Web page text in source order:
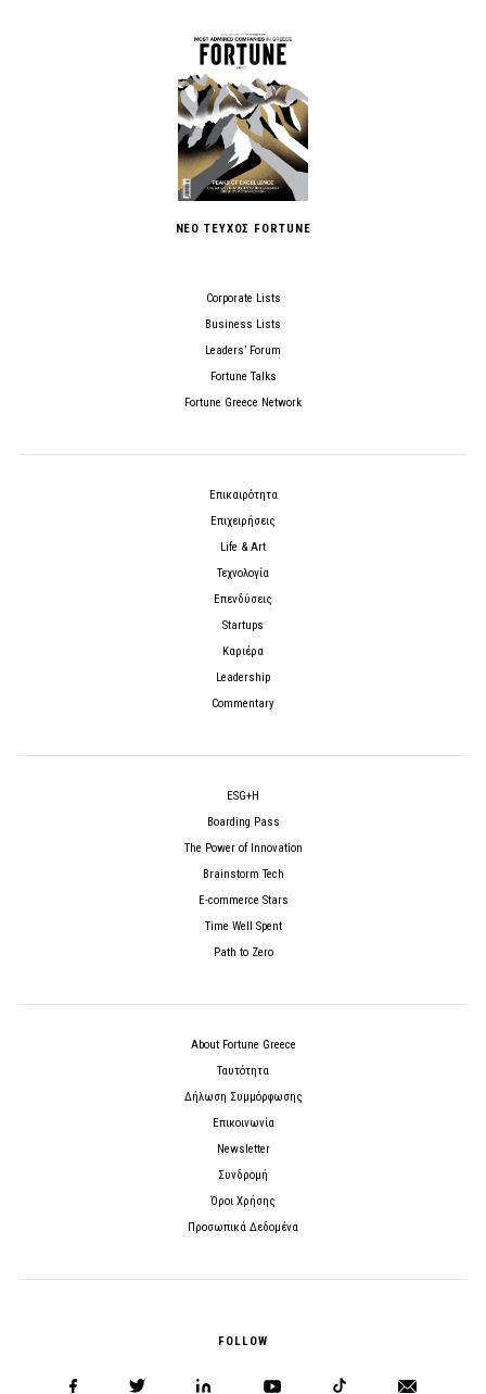
ΝΕΟ ΤΕΥΧΟΣ FORTUNE
Corporate Lists
Business Lists
Leaders’ Forum
Fortune Talks
Fortune Greece Network
Επικαιρότητα
Επιχειρήσεις
Life & Art
Τεχνολογία
Επενδύσεις
Startups
Καριέρα
Leadership
Commentary
ESG+H
Boarding Pass
The Power of Innovation
Brainstorm Tech
E-commerce Stars
Time Well Spent
Path to Zero
About Fortune Greece
Ταυτότητα
Δήλωση Συμμόρφωσης
Επικοινωνία
Newsletter
Συνδρομή
Όροι Χρήσης
Προσωπικά Δεδομένα
FOLLOW